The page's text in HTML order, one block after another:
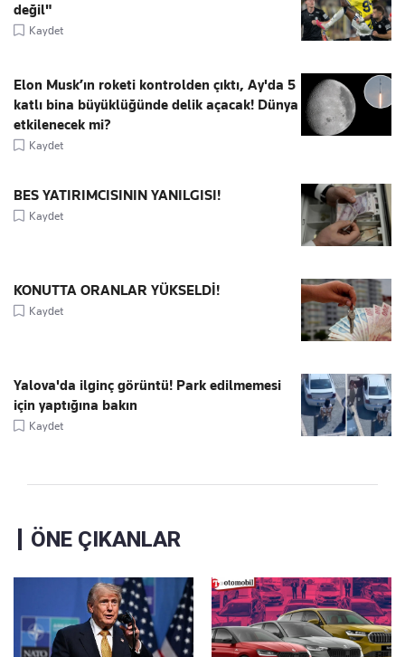
değil"
Kaydet
Elon Musk’ın roketi kontrolden çıktı, Ay'da 5
katlı bina büyüklüğünde delik açacak! Dünya
etkilenecek mi?
Kaydet
BES YATIRIMCISININ YANILGISI!
Kaydet
KONUTTA ORANLAR YÜKSELDİ!
Kaydet
Yalova'da ilginç görüntü! Park edilmemesi
için yaptığına bakın
Kaydet
ÖNE ÇIKANLAR